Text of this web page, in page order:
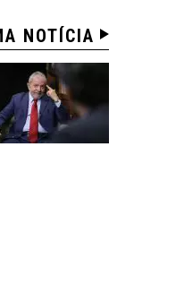
NOTÍCIA